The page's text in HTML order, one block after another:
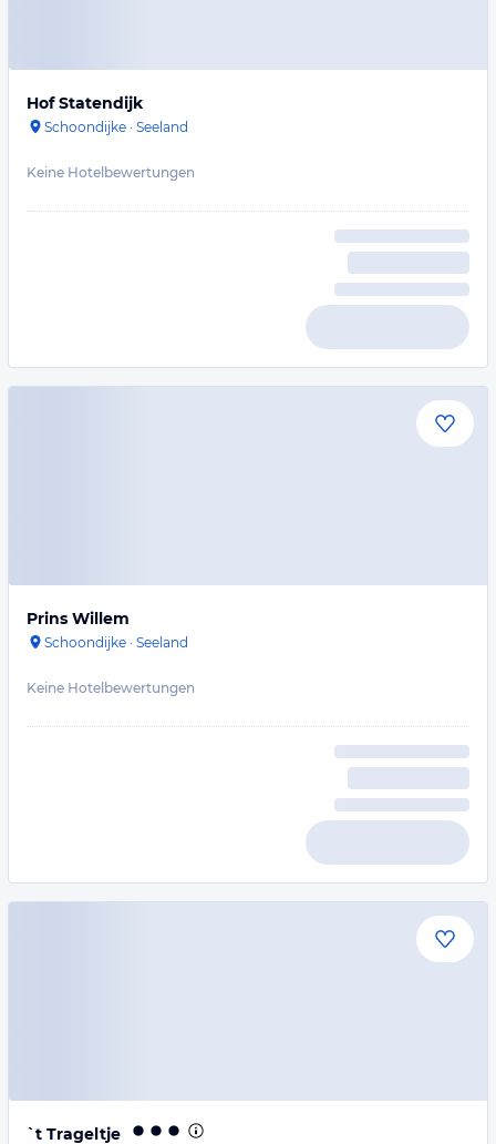
Hof Statendijk
Schoondijke · Seeland
Keine Hotelbewertungen
Prins Willem
Schoondijke · Seeland
Keine Hotelbewertungen
`t Trageltje